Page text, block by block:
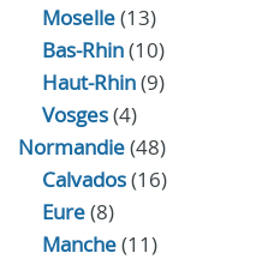
Moselle(13)
Bas-Rhin(10)
Haut-Rhin(9)
Vosges(4)
Normandie(48)
Calvados(16)
Eure(8)
Manche(11)